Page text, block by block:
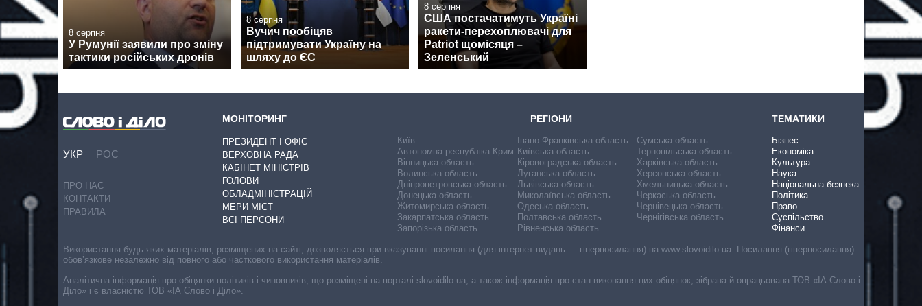
8 серпня
У Румунії заявили про зміну
тактики російських дронів
8 серпня
Вучич пообіцяв
підтримувати Україну на
шляху до ЄС
8 серпня
США постачатимуть Україні
ракети-перехоплювачі для
Patriot щомісяця –
Зеленський
УКР РОС
ПРО НАС
КОНТАКТИ
ПРАВИЛА
МОНІТОРИНГ
ПРЕЗИДЕНТ І ОФІС
ВЕРХОВНА РАДА
КАБІНЕТ МІНІСТРІВ
ГОЛОВИ
ОБЛАДМІНІСТРАЦІЙ
МЕРИ МІСТ
ВСІ ПЕРСОНИ
РЕГІОНИ
Київ
Автономна республіка Крим
Вінницька область
Волинська область
Дніпропетровська область
Донецька область
Житомирська область
Закарпатська область
Запорізька область
Івано-Франківська область
Київська область
Кіровоградська область
Луганська область
Львівська область
Миколаївська область
Одеська область
Полтавська область
Рівненська область
Сумська область
Тернопільська область
Харківська область
Херсонська область
Хмельницька область
Черкаська область
Чернівецька область
Чернігівська область
ТЕМАТИКИ
Бізнес
Економіка
Культура
Наука
Національна безпека
Політика
Право
Суспільство
Фінанси
Використання будь-яких матеріалів, розміщених на сайті, дозволяється при вказуванні посилання (для інтернет-видань — гіперпосилання) на www.slovoidilo.ua. Посилання (гіперпосилання)
обов’язкове незалежно від повного або часткового використання матеріалів.
Аналітична інформація про обіцянки політиків і чиновників, що розміщені на порталі slovoidilo.ua, а також інформація про стан виконання цих обіцянок, зібрана й опрацьована ТОВ «ІА Слово і
Діло» і є власністю ТОВ «ІА Слово і Діло».